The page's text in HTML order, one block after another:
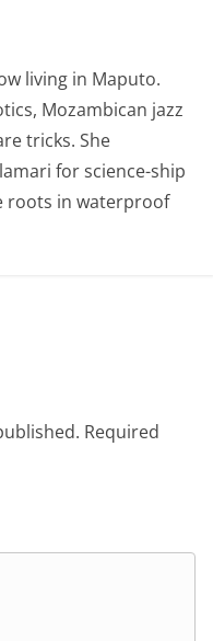
living in Maputo.
Mozambican jazz
tricks. She
for science-ship
roots in waterproof
Required